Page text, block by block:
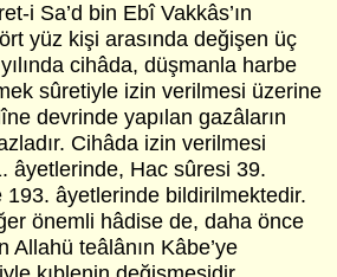
i Sa’d bin Ebî Vakkâs’ın
yüz kişi arasında değişen üç
cihâda, düşmanla harbe
sûretiyle izin verilmesi üzerine
devrinde yapılan gazâların
Cihâda izin verilmesi
âyetlerinde, Hac sûresi 39.
âyetlerinde bildirilmektedir.
önemli hâdise de, daha önce
Allahü teâlânın Kâbe’ye